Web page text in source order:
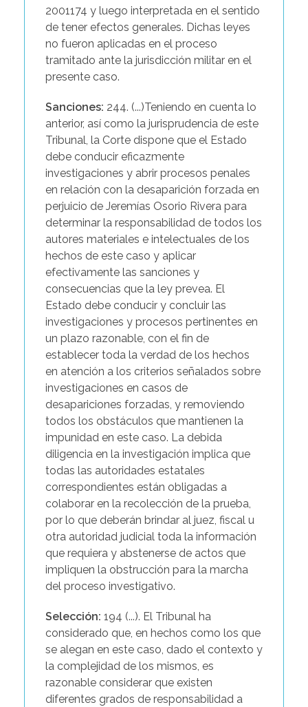
2001174 y luego interpretada en el sentido
de tener efectos generales. Dichas leyes
no fueron aplicadas en el proceso
tramitado ante la jurisdicción militar en el
presente caso.
Sanciones: 244. (...)Teniendo en cuenta lo
anterior, así como la jurisprudencia de este
Tribunal, la Corte dispone que el Estado
debe conducir eficazmente
investigaciones y abrir procesos penales
en relación con la desaparición forzada en
perjuicio de Jeremías Osorio Rivera para
determinar la responsabilidad de todos los
autores materiales e intelectuales de los
hechos de este caso y aplicar
efectivamente las sanciones y
consecuencias que la ley prevea. El
Estado debe conducir y concluir las
investigaciones y procesos pertinentes en
un plazo razonable, con el fin de
establecer toda la verdad de los hechos
en atención a los criterios señalados sobre
investigaciones en casos de
desapariciones forzadas, y removiendo
todos los obstáculos que mantienen la
impunidad en este caso. La debida
diligencia en la investigación implica que
todas las autoridades estatales
correspondientes están obligadas a
colaborar en la recolección de la prueba,
por lo que deberán brindar al juez, fiscal u
otra autoridad judicial toda la información
que requiera y abstenerse de actos que
impliquen la obstrucción para la marcha
del proceso investigativo.
Selección: 194 (...). El Tribunal ha
considerado que, en hechos como los que
se alegan en este caso, dado el contexto y
la complejidad de los mismos, es
razonable considerar que existen
diferentes grados de responsabilidad a